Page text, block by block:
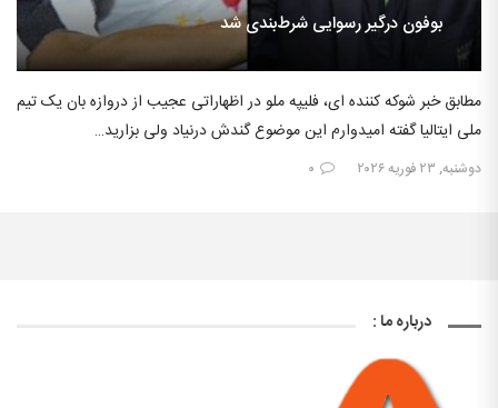
بوفون درگیر رسوایی شرط‌بندی شد
مطابق خبر شوکه کننده ای، فلیپه ملو در اظهاراتی عجیب از دروازه بان یک تیم
ملی ایتالیا گفته امیدوارم این موضوع گندش درنیاد ولی بزارید…
دوشنبه, ۲۳ فوریه ۲۰۲۶ ۰
درباره ما :